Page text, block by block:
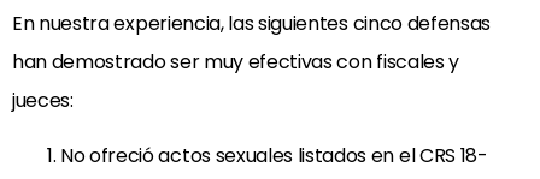
En nuestra experiencia, las siguientes cinco defensas
han demostrado ser muy efectivas con fiscales y
jueces:
No ofreció actos sexuales listados en el CRS 18-